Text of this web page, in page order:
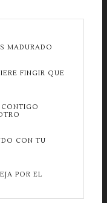
MADURADO
FINGIR QUE
CON TU
POR EL